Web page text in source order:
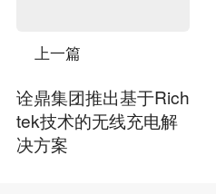
上一篇
诠鼎集团推出基于Rich
tek技术的无线充电解
决方案